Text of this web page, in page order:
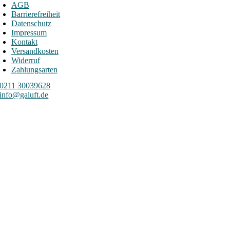
AGB
Barrierefreiheit
Datenschutz
Impressum
Kontakt
Versandkosten
Widerruf
Zahlungsarten
0211 30039628
info@galuft.de